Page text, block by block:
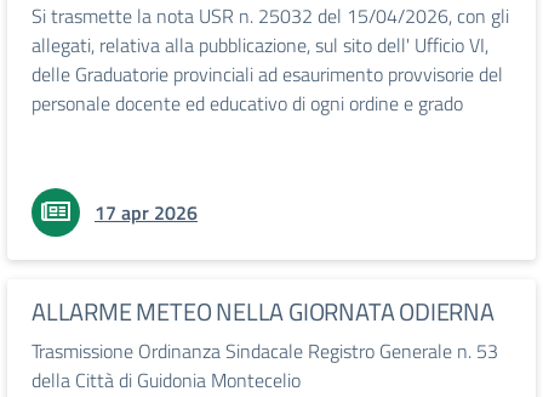
Si trasmette la nota USR n. 25032 del 15/04/2026, con gli
allegati, relativa alla pubblicazione, sul sito dell' Ufficio VI,
delle Graduatorie provinciali ad esaurimento provvisorie del
personale docente ed educativo di ogni ordine e grado
17 apr 2026
ALLARME METEO NELLA GIORNATA ODIERNA
Trasmissione Ordinanza Sindacale Registro Generale n. 53
della Città di Guidonia Montecelio